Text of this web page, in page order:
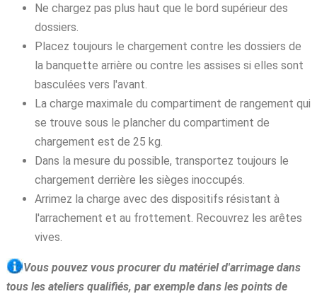
Ne chargez pas plus haut que le bord supérieur des
dossiers.
Placez toujours le chargement contre les dossiers de
la banquette arrière ou contre les assises si elles sont
basculées vers l'avant.
La charge maximale du compartiment de rangement qui
se trouve sous le plancher du compartiment de
chargement est de 25 kg.
Dans la mesure du possible, transportez toujours le
chargement derrière les sièges inoccupés.
Arrimez la charge avec des dispositifs résistant à
l'arrachement et au frottement. Recouvrez les arêtes
vives.
Vous pouvez vous procurer du matériel d'arrimage dans
tous les ateliers qualifiés, par exemple dans les points de